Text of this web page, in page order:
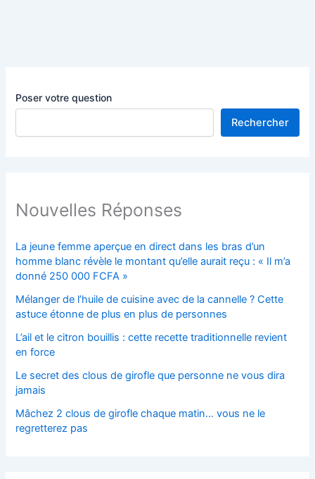
Poser votre question
Rechercher
Nouvelles Réponses
La jeune femme aperçue en direct dans les bras d’un
homme blanc révèle le montant qu’elle aurait reçu : « Il m’a
donné 250 000 FCFA »
Mélanger de l’huile de cuisine avec de la cannelle ? Cette
astuce étonne de plus en plus de personnes
L’ail et le citron bouillis : cette recette traditionnelle revient
en force
Le secret des clous de girofle que personne ne vous dira
jamais
Mâchez 2 clous de girofle chaque matin… vous ne le
regretterez pas